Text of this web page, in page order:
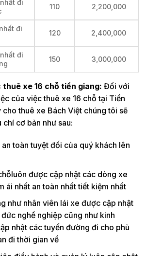
đi
110 2,200,000
đi
120 2,400,000
đi
150 3,000,000
xe 16 chỗ tiền giang: Đối với
của việc thuê xe 16 chỗ tại Tiền
thuê xe Bách Việt chúng tôi sẽ
cơ bản như sau:
toàn tuyệt đối của quý khách lên
được cập nhật các dòng xe
ái nhất an toàn nhất tiết kiệm nhất
như nhân viên lái xe được cập nhật
nghề nghiệp cũng như kinh
nhật các tuyến đường đi cho phù
đi thời gian về